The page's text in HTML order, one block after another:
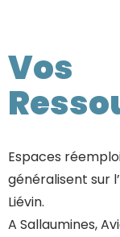
Vos
Espaces
généralisent sur
Liévin.
A Sallaumines,